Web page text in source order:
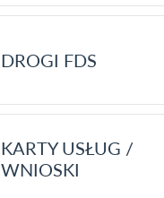
DROGI FDS
KARTY USŁUG /
WNIOSKI